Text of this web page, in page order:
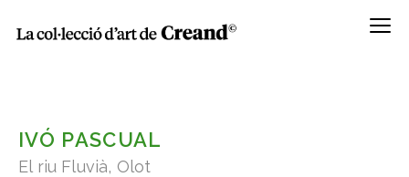
Menú
IVÓ PASCUAL
El riu Fluvià, Olot